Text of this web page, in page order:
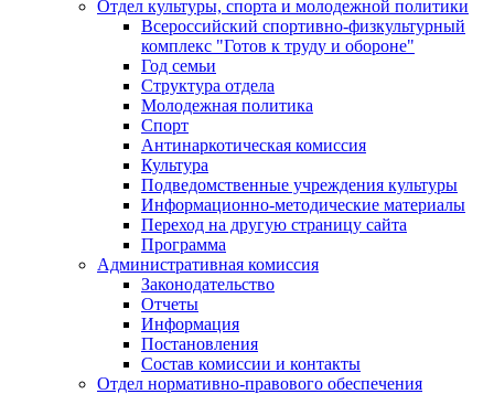
Отдел культуры, спорта и молодежной политики
Всероссийский спортивно-физкультурный
комплекс "Готов к труду и обороне"
Год семьи
Структура отдела
Молодежная политика
Спорт
Антинаркотическая комиссия
Культура
Подведомственные учреждения культуры
Информационно-методические материалы
Переход на другую страницу сайта
Программа
Административная комиссия
Законодательство
Отчеты
Информация
Постановления
Состав комиссии и контакты
Отдел нормативно-правового обеспечения